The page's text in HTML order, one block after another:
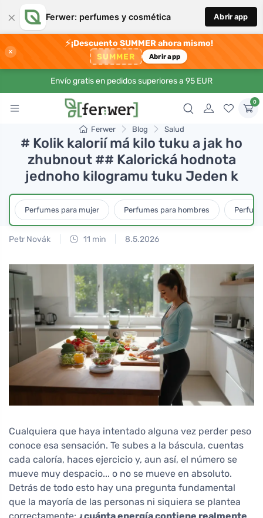
× Ferwer: perfumes y cosmética Abrir app
×
⚡¡Descuento SUMMER ahora mismo!
SUMMER Abrir app
Envío gratis en pedidos superiores a 95 EUR
0
Ferwer Blog Salud
# Kolik kalorií má kilo tuku a jak ho
zhubnout ## Kalorická hodnota
jednoho kilogramu tuku Jeden k
Perfumes para mujer Perfumes para hombres
Petr Novák 11 min 8.5.2026
Cualquiera que haya intentado alguna vez perder peso
conoce esa sensación. Te subes a la báscula, cuentas
cada caloría, haces ejercicio y, aun así, el número se
mueve muy despacio... o no se mueve en absoluto.
Detrás de todo esto hay una pregunta fundamental
que la mayoría de las personas ni siquiera se plantea